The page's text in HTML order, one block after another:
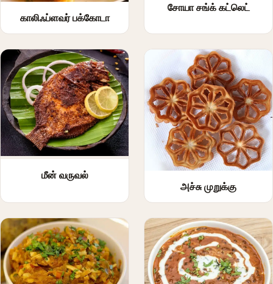
காலிஃப்ளவர் பக்கோடா
சோயா சங்க் கட்லெட்
மீன் வருவல்
அச்சு முறுக்கு